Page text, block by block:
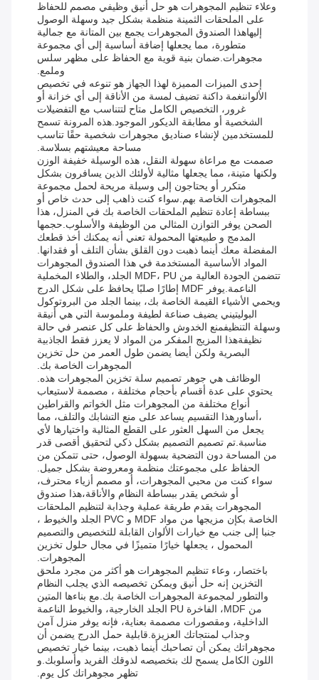
وعلاء تنظيم المجوهرات هو حل أنيق وظيفي مصمم للحفاظ
على الملحقات الثمينة منظمة بشكل جيد وسهلة الوصول
إليهاهذا الصندوق المجوهرات يجمع بين المتانة مع جمالية
متطورة، مما يجعلها إضافة أساسية إلى أي مجموعة
مجوهرات.ضمان بنية قوية مع الحفاظ على مظهر سلس
وملمع.
إحدى الميزات المميزة لهذا الجهاز هو تنوعه في تخصيص
الألواننغمة داكنة تضيف لمسة من الأناقة إلى أي خزانة أو
غرور، التخصيص الكامل متاح لتتناسب مع التفضيلات
الشخصية أو مطابقة الديكور الموجود.هذه المرونة تسمح
للمستخدمين لإنشاء صناديق مجوهرات شخصية حقًا تناسب
مساحة معيشتهم بسلاسة.
صممت مع مراعاة سهولة النقل، هذه الوسيلة خفيفة الوزن
ولكنها متينة، مما يجعلها مثالية لأولئك الذين يسافرون بشكل
متكرر أو يحتاجون إلى وسيلة مريحة لحمل مجموعة
المجوهرات الخاصة بهم.سواء كنت ذاهب إلى حدث خاص أو
ببساطة إعادة تنظيم الملحقات الخاصة بك في المنزل، هذا
الصحن يوفر التوازن المثالي من الوظيفة والأسلوب.حجمها
المدمج و طبيعتها المحمولة تعني أنه يمكنك أخذ قطعك
المفضلة معك أينما ذهبت دون القلق بشأن التلف أو فقدانها.
المواد الأساسية المستخدمة في هذا الصندوق المجوهرات
تتضمن الجودة العالية من MDF، PU الجلد، والطلاء المخملية
الناعمة.يوفر MDF إطارًا صلبًا يحافظ على شكل الدرج
ويحمي الأشياء القيمة الخاصة بك، بينما الجلد من البروتوكول
البوليتيني يضيف صناعة لطيفة وملموسة التي هي أنيقة
وسهلة التنظيفمنع الخدوش والحفاظ على كل عنصر في حالة
نظيفةهذا المزيج المفكر من المواد لا يعزز فقط الجاذبية
البصرية ولكن أيضا يضمن طول العمر من حل تخزين
المجوهرات الخاصة بك.
الوظائف هي جوهر تصميم سلة تخزين المجوهرات هذه.
يحتوي على عدة أقسام بأحجام مختلفة ، مصممة لاستيعاب
أنواع مختلفة من المجوهرات مثل الخواتم والقراطين
،أساورهذا التقسيم يساعد على منع التشابك والتلف، مما
يجعل من السهل العثور على القطع المثالية واختيارها لأي
مناسبة.تم تصميم التصميم بشكل ذكي لتحقيق أقصى قدر
من المساحة دون التضحية بسهولة الوصول، حتى تتمكن من
الحفاظ على مجموعتك منظمة ومعروضة بشكل جميل.
سواء كنت من محبي المجوهرات، أو مصمم أزياء محترف،
أو شخص يقدر ببساطة النظام والأناقة،هذا صندوق
المجوهرات يقدم طريقة عملية وجذابة لتنظيم الملحقات
الخاصة بكإن مزيجها من مواد MDF و PVC الجلد والخيوط ،
جنبا إلى جنب مع خيارات الألوان القابلة للتخصيص والتصميم
المحمول ، يجعلها خيارًا متميزًا في مجال حلول تخزين
المجوهرات.
باختصار، وعاء تنظيم المجوهرات هو أكثر من مجرد ملحق
التخزين ‬إنه حل أنيق ويمكن تخصيصه الذي يجلب النظام
والتطور لمجموعة المجوهرات الخاصة بك.مع بناءها المتين
من MDF، الفاخرة PU الجلد الخارجية، والخيوط الناعمة
الداخلية، ومقصورات مصممة بعناية، فإنه يوفر منزل آمن
وجذاب لمنتجاتك العزيزة.قابلية حمل الدرج يضمن أن
مجوهراتك يمكن أن تصاحبك أينما ذهبت، بينما خيار تخصيص
اللون الكامل يسمح لك بتخصيصه لذوقك الفريد وأسلوبك.و
تظهر مجوهراتك كل يوم.